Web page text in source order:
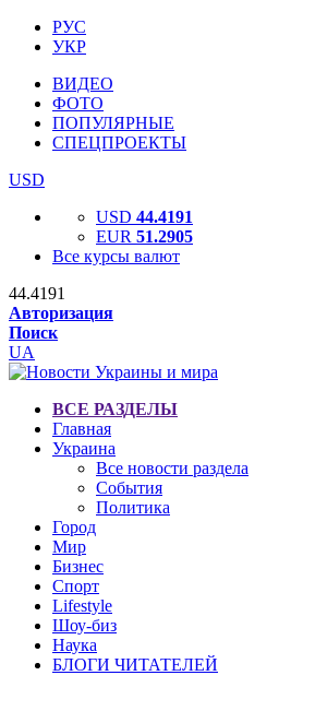
РУС
УКР
ВИДЕО
ФОТО
ПОПУЛЯРНЫЕ
СПЕЦПРОЕКТЫ
USD
USD 44.4191
EUR 51.2905
Все курсы валют
44.4191
Авторизация
Поиск
UA
ВСЕ РАЗДЕЛЫ
Главная
Украина
Все новости раздела
События
Политика
Город
Мир
Бизнес
Спорт
Lifestyle
Шоу-биз
Наука
БЛОГИ ЧИТАТЕЛЕЙ